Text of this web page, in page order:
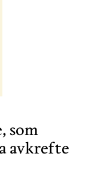
som
avkrefte